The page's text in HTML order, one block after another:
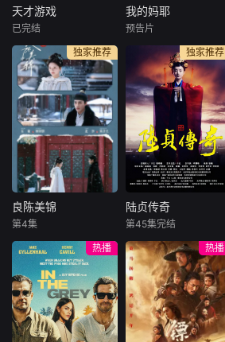
束缚的陆氏太子爷
陆西骁（周柯宇
人在谎言与真诚中
碰撞纠缠，
旬 拍摄地点：
横店 拍摄周
制：周山、刘幕天
天才游戏
李蔓瑄
穷途末路的天才
少年刘全龙（彭昱
畅 饰），被偏执富
家公子陈伦（丁禹
兮 饰）选中，被迫
踏入一场为他量身
打造的“换命游
戏”。豪华别墅、名
车名表、神秘女友
全部备齐，在陈伦
全龙瞬间拥有顶配
人生
天才游戏
已完结
我的妈耶
黄明昊
十一（黄明昊 饰）
从小由父亲张永勋
（白客 饰）独自抚
养长大，自出生时
就离世的妈妈东玉
（马思纯 饰）对于
他而言则是陌生人
般的存在。处于青
春叛逆期的十一，
在自己18岁生日这
「妈妈的日记」。
我的妈耶
预告片
独家推荐
良陈美锦
董思成
根据沉香灰烬的同
名小说改编。顾家
大姑娘顾锦朝自出
生起便被寄养在外
祖家。亲生父母的
良陈美锦
第4集
独家推荐
陆贞传奇
乔任梁
南北朝时期，王朝
变异，兵荒马乱，
民不聊生。君不
君，臣不臣，上演
多少泯灭人性的乱
陆贞传奇
第45集完结
热播
热播